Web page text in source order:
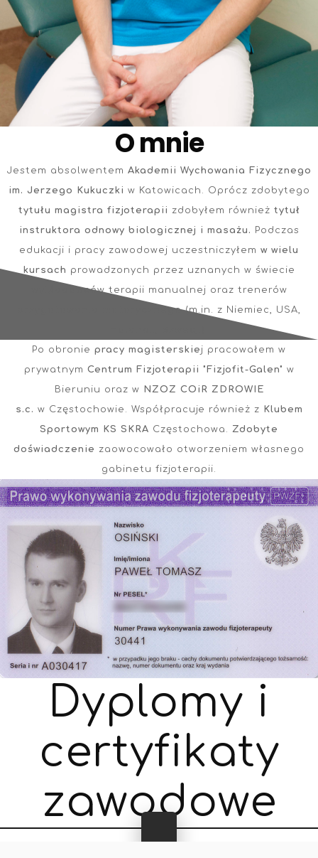
O mnie
Jestem absolwentem Akademii Wychowania Fizycznego
im. Jerzego Kukuczki w Katowicach. Oprócz zdobytego
tytułu magistra fizjoterapii zdobyłem również tytuł
instruktora odnowy biologicznej i masażu.
Podczas
edukacji i pracy zawodowej uczestniczyłem w wielu
kursach prowadzonych przez uznanych w świecie
wykładowców terapii manualnej oraz trenerów
przygotowania motorycznego (m.in. z Niemiec, USA,
Po obronie pracy magisterskie j pracowałem w
prywatnym Centrum Fizjoterapii "Fizjofit-Galen" w
Bieruniu oraz w
NZOZ COiR ZDROWIE
s.c. w Częstochowie. Współpracuje również z
Klubem
Sportowym KS SKRA Częstochowa. Zdobyte
doświadczenie zaowocowało otworzeniem własnego
gabinetu fizjoterapii.
Dyplomy i
certyfikaty
zawodowe